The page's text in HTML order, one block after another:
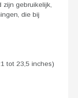
gebruikelijk,
die bij
tot 23,5 inches)